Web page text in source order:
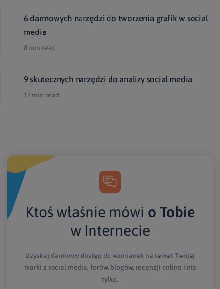
6 darmowych narzędzi do tworzenia grafik w social
media
8 min read
9 skutecznych narzędzi do analizy social media
12 min read
Ktoś właśnie mówi o Tobie
w Internecie
Uzyskaj darmowy dostęp do wzmianek na temat Twojej
marki z social media, forów, blogów, recenzji online i nie
tylko.